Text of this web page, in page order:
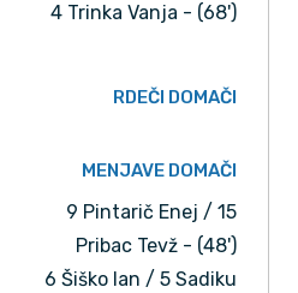
4 Trinka Vanja - (68')
RDEČI DOMAČI
MENJAVE DOMAČI
9 Pintarič Enej / 15
Pribac Tevž - (48')
6 Šiško Ian / 5 Sadiku